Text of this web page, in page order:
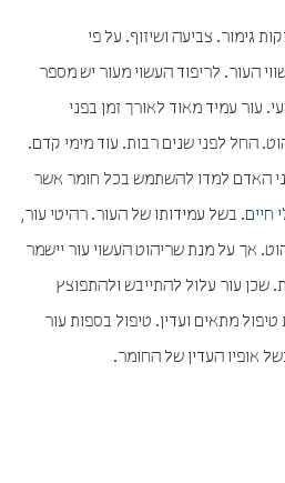
גימור. צביעה ושיזוף. על פי
העור. לריפוד העשוי מעור יש מספר
עור עמיד מאוד לאורך זמן בפני
החל לפני שנים רבות. עוד מימי קדם.
האדם למדו להשתמש בכל חומר אשר
חיים. בשל עמידותו של העור. רהיטי עור,
אך על מנת שריהוט העשוי עור יישמר
שכן עור עלול להתייבש ולהתפוצץ
מתאים ועדין. טיפול בספות עור
אופיו העדין של החומר.